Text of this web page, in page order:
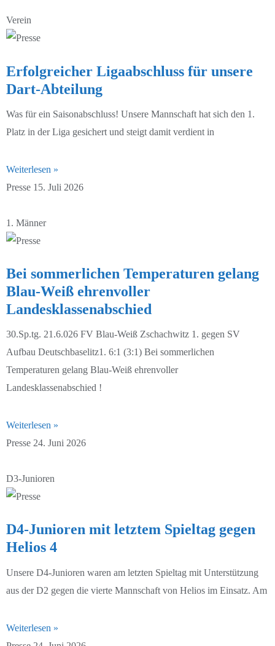
Verein
Erfolgreicher Ligaabschluss für unsere
Dart-Abteilung
Was für ein Saisonabschluss! Unsere Mannschaft hat sich den 1.
Platz in der Liga gesichert und steigt damit verdient in
Weiterlesen »
Presse 15. Juli 2026
1. Männer
Bei sommerlichen Temperaturen gelang
Blau-Weiß ehrenvoller
Landesklassenabschied
30.Sp.tg. 21.6.026 FV Blau-Weiß Zschachwitz 1. gegen SV
Aufbau Deutschbaselitz1. 6:1 (3:1) Bei sommerlichen
Temperaturen gelang Blau-Weiß ehrenvoller
Landesklassenabschied !
Weiterlesen »
Presse 24. Juni 2026
D3-Junioren
D4-Junioren mit letztem Spieltag gegen
Helios 4
Unsere D4-Junioren waren am letzten Spieltag mit Unterstützung
aus der D2 gegen die vierte Mannschaft von Helios im Einsatz. Am
Weiterlesen »